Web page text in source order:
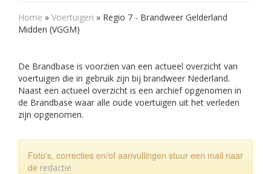
Home » Voertuigen » Regio 7 - Brandweer Gelderland
Midden (VGGM)
De Brandbase is voorzien van een actueel overzicht van
voertuigen die in gebruik zijn bij brandweer Nederland.
Naast een actueel overzicht is een archief opgenomen in
de Brandbase waar alle oude voertuigen uit het verleden
zijn opgenomen.
Foto's, correcties en/of aanvullingen stuur een mail naar
de redactie